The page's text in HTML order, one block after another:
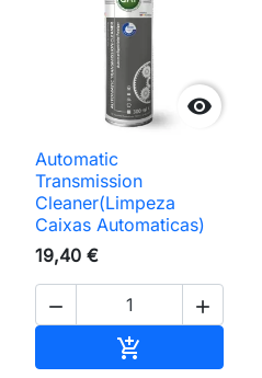

Automatic
Transmission
Cleaner(Limpeza
Caixas Automaticas)
19,40 €
 
